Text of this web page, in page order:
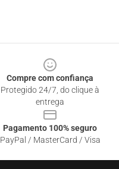
Compre com confiança
Protegido 24/7, do clique à
entrega
Pagamento 100% seguro
PayPal / MasterCard / Visa